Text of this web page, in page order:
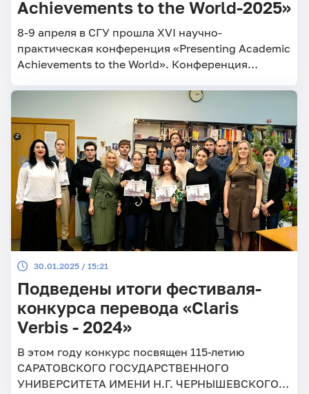
Achievements to the World-2025»
8-9 апреля в СГУ прошла XVI научно-
практическая конференция «Presenting Academic
Achievements to the World». Конференция
языка и межкультурной коммуникации.
30.01.2025 / 15:21
Подведены итоги фестиваля-
конкурса перевода «Claris
Verbis - 2024»
В этом году конкурс посвящен 115-летию
САРАТОВСКОГО ГОСУДАРСТВЕННОГО
УНИВЕРСИТЕТА ИМЕНИ Н.Г. ЧЕРНЫШЕВСКОГО